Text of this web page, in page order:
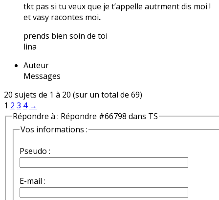
tkt pas si tu veux que je t’appelle autrment dis moi !
et vasy racontes moi..
prends bien soin de toi
lina
Auteur
Messages
20 sujets de 1 à 20 (sur un total de 69)
1 2 3 4 →
Répondre à : Répondre #66798 dans TS
Vos informations :
Pseudo :
E-mail :